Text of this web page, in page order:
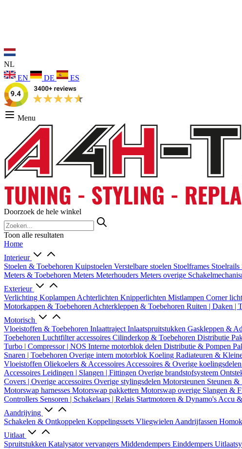
NL
EN
DE ES
Menu
Doorzoek de hele winkel
Toon alle resultaten
Home
Interieur
Stoelen & Toebehoren Kuipstoelen Verstelbare stoelen Stoelframes Stoelrails
Meters & Toebehoren Meters Meterhouders Meters overige
Exterieur
Verlichting Koplampen Achterlichten Knipperlichten Mistlampen Corner
Motorkappen & Toebehoren Achterkleppen & Toebehoren Ruiten | Daken |
Motorisch
Vloeistoffen & Toebehoren Inlaattraject Inlaatspruitstukken Gaskleppen &
Toebehoren Luchtfilter accessoires Cilinderkop & Toebehoren Distributie
Turbo | Compressor | NOS Interne motorblok delen Distributie & Pompen
Snaren | Toebehoren Overige intern motorblok Koeling Radiateuren &
Vloeistoffen Oliekoelers & Accessoires Accessoires & Overige koelingsdelen
Accessoires Leidingen | Slangen | Fittingen Overige brandstofsysteem
Covers | Overige accessoires Overige stylingsdelen Motorsteunen Steunen &
Motorswap harnesses Motorswap pakketten Motorswap overige Slangen &
Controllers Sensoren | Schakelaars | Relais Startmotoren & Dynamo's Accu
Aandrijving
Schakelen & Ontkoppelen Koppelingssets Vliegwielen Aandrijfassen
Uitlaat
Spruitstukken Katalysator vervangers Middendempers Einddempers